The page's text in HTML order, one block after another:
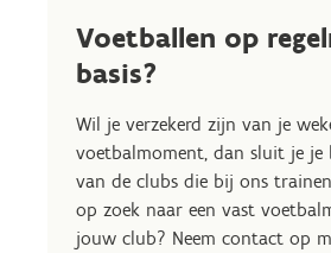
Voetballen op
basis?
Wil je verzekerd zijn van je
voetbalmoment, dan sluit je je
van de clubs die bij ons
op zoek naar een vast
jouw club? Neem contact op